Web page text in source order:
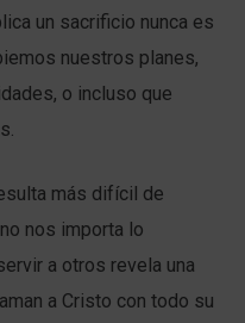
un sacrificio nunca es
nuestros planes,
o incluso que
más difícil de
nos importa lo
a otros revela una
a Cristo con todo su